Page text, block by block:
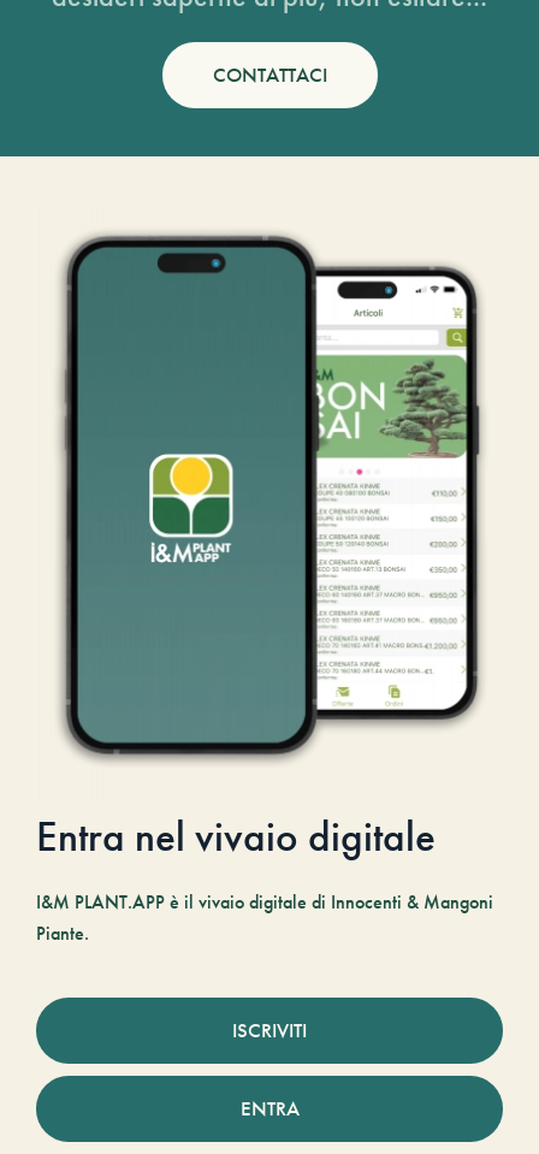
CONTATTACI
Entra nel vivaio digitale
I&M PLANT.APP è il vivaio digitale di Innocenti & Mangoni
Piante.
ISCRIVITI
ENTRA